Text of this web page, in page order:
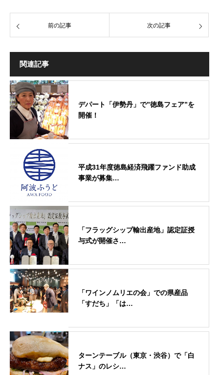
前の記事 次の記事
関連記事
デパート「伊勢丹」で”徳島フェア”を
開催！
平成31年度徳島経済飛躍ファンド助成
事業が募集…
「フラッグシップ輸出産地」認定証授
与式が開催さ…
「ワインノムリエの会」での県産品
「すだち」「は…
ターンテーブル（東京・渋谷）で「白
ナス」のレシ…